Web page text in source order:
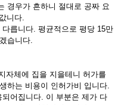
경우가 흔하니 절대로 공짜 요
니다.
릅니다. 평균적으로 평당 15만
습니다.
자체에 집을 지을테니 허가를
하는 비용이 인허가비 입니다.
어집니다. 이 부분은 제가 다